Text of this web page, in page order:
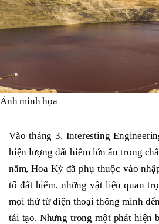
Ảnh minh họa
Vào tháng 3, Interesting
hiện lượng đất hiếm lớn ẩn trong
năm, Hoa Kỳ đã phụ thuộc vào
tố đất hiếm, những vật liệu quan
mọi thứ từ điện thoại thông minh
tái tạo. Nhưng trong một phát hiện